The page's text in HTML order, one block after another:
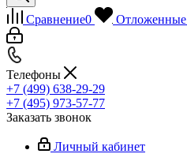
Сравнение0 Отложенные
Телефоны
+7 (499) 638-29-29
+7 (495) 973-57-77
Заказать звонок
Личный кабинет